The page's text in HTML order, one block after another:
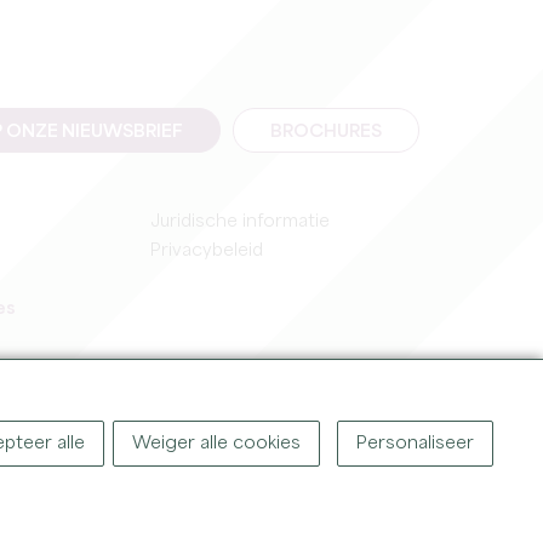
Juridische informatie
Privacybeleid
©2026OFFICE DE TOURISME DU GRAND SAINT-ÉMILIONNAIS
alle Weiger alle cookies Personaliseer